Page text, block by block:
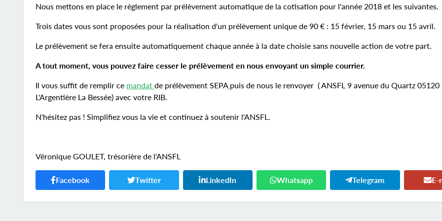
Nous mettons en place le règlement par prélèvement automatique de la cotisation pour l'année 2018 et les suivantes.
Trois dates vous sont proposées pour la réalisation d'un prélèvement unique de 90 € : 15 février, 15 mars ou 15 avril.
Le prélèvement se fera ensuite automatiquement chaque année à la date choisie sans nouvelle action de votre part.
A tout moment, vous pouvez faire cesser le prélèvement en nous envoyant un simple courrier.
Il vous suffit de remplir ce mandat de prélèvement SEPA puis de nous le renvoyer ( ANSFL 9 avenue du Quartz 05120
L'Argentière La Bessée) avec votre RIB.
N'hésitez pas ! Simplifiez vous la vie et continuez à soutenir l'ANSFL.
Véronique GOULET, trésorière de l'ANSFL
Facebook Twitter LinkedIn Whatsapp Telegram E-